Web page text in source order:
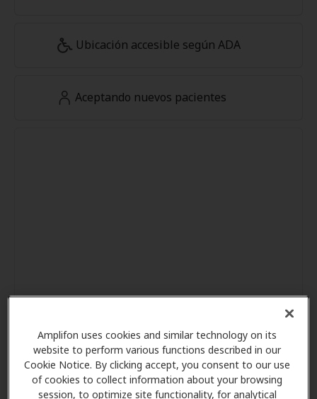
Amplifon uses cookies and similar technology on its
website to perform various functions described in our
Cookie Notice. By clicking accept, you consent to our use
of cookies to collect information about your browsing
session, to optimize site functionality, for analytical
Ubicación accesible según ADA
Aceptando nuevos pacientes